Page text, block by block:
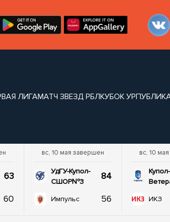
ЛИГАМАТЧ ЗВЕЗД РБЛКУБОК УР
63
60
вс, 10 мая завершен
УдГУ-Купол-
СШОР№3
84
Импульс 56
вс, 10
Купол-
ИКЗ